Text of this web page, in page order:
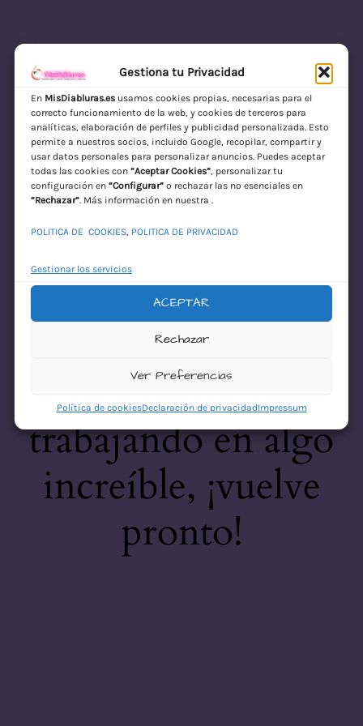
Gestiona tu Privacidad
En MisDiabluras.esusamos cookies propias, necesarias para el
correcto funcionamiento de la web, y cookies de terceros para
analíticas, elaboración de perfiles y publicidad personalizada. Esto
permite a nuestros socios, incluido Google, recopilar, compartir y
usar datos personales para personalizar anuncios. Puedes aceptar
todas las cookies con “Aceptar Cookies”, personalizar tu
configuración en “Configurar”o rechazar las no esenciales en
“Rechazar”. Más información en nuestra .
POLITICA DE COOKIES, POLITICA DE PRIVACIDAD
Gestionar los servicios
ACEPTAR
Rechazar
Ver Preferencias
Política de cookiesDeclaración de privacidadImpressum
MisDiabluras | Sexshop Online con Envío
Discreto en España
Acceder
¡Disculpa este
desastre! Estamos
trabajando en algo
increíble, ¡vuelve
pronto!